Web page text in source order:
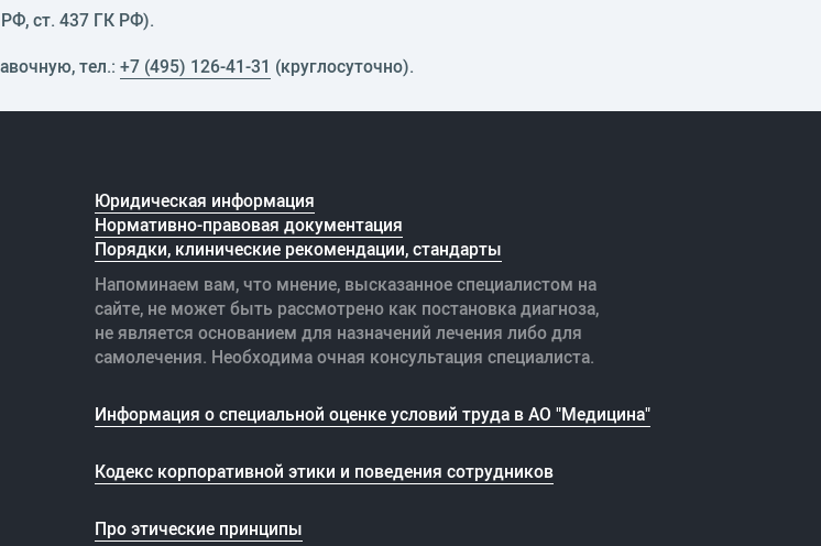
cт. 437 ГК РФ).
тел.: +7 (495) 126-41-31 (круглосуточно).
Юридическая информация
Нормативно-правовая документация
Порядки, клинические рекомендации, стандарты
Напоминаем вам, что мнение, высказанное специалистом на
сайте, не может быть рассмотрено как постановка диагноза,
не является основанием для назначений лечения либо для
самолечения. Необходима очная консультация специалиста.
Информация о специальной оценке условий труда в АО "Медицина"
Кодекс корпоративной этики и поведения сотрудников
Про этические принципы